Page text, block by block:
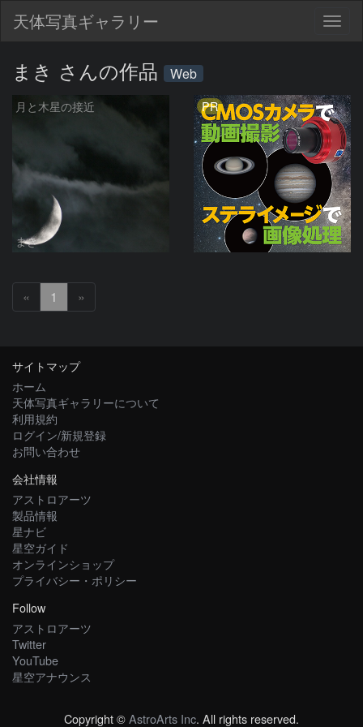
天体写真ギャラリー
まき さんの作品 Web
月と木星の接近
まき
PR
« 1 »
サイトマップ
ホーム
天体写真ギャラリーについて
利用規約
ログイン/新規登録
お問い合わせ
会社情報
アストロアーツ
製品情報
星ナビ
星空ガイド
オンラインショップ
プライバシー・ポリシー
Follow
アストロアーツ
Twitter
YouTube
星空アナウンス
Copyright ©AstroArts Inc. All rights reserved.